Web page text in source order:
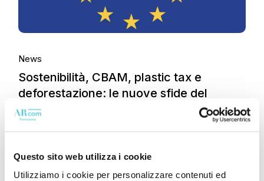
Questo sito web utilizza i cookie
Utilizziamo i cookie per personalizzare contenuti ed
News
Sostenibilità, CBAM, plastic tax e
deforestazione: le nuove sfide del
commercio internazionale